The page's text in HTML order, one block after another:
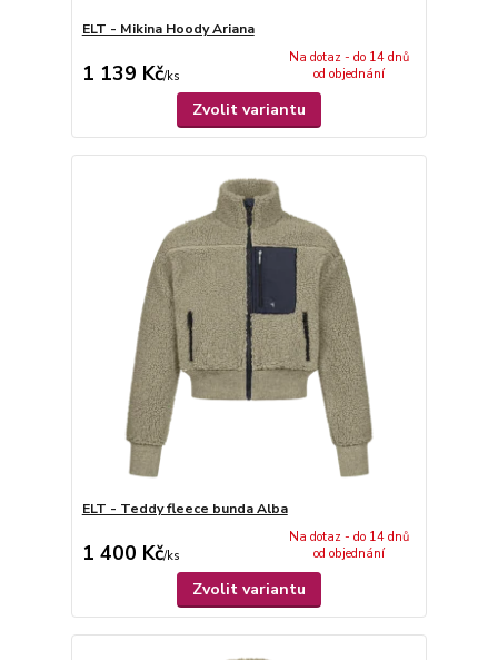
ELT - Mikina Hoody Ariana
1 139 Kč/ks
Na dotaz - do 14 dnů
od objednání
Zvolit variantu
ELT - Teddy fleece bunda Alba
1 400 Kč/ks
Na dotaz - do 14 dnů
od objednání
Zvolit variantu